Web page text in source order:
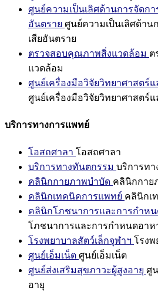
ศูนย์ความเป็นเลิศด้านการจัดกา
อันตราย ศูนย์ความเป็นเลิศด้าน
เสียอันตราย
ตรวจสอบคุณภาพสิ่งแวดล้อม ต
แวดล้อม
ศูนย์เครื่องมือวิจัยวิทยาศาสตร์แ
ศูนย์เครื่องมือวิจัยวิทยาศาสตร์แ
บริการทางการแพทย์
โอสถศาลา โอสถศาลา
บริการทางทันตกรรม บริการท
คลินิกกายภาพบำบัด คลินิกกาย
คลินิกเทคนิคการแพทย์ คลินิกเ
คลินิกโภชนาการและการกำหน
โภชนาการและการกำหนดอาห
โรงพยาบาลสัตว์เล็กจุฬาฯ โรงพ
ศูนย์เอ็มเน็ต ศูนย์เอ็มเน็ต
ศูนย์ส่งเสริมสุขภาวะผู้สูงอายุ ศู
อายุ